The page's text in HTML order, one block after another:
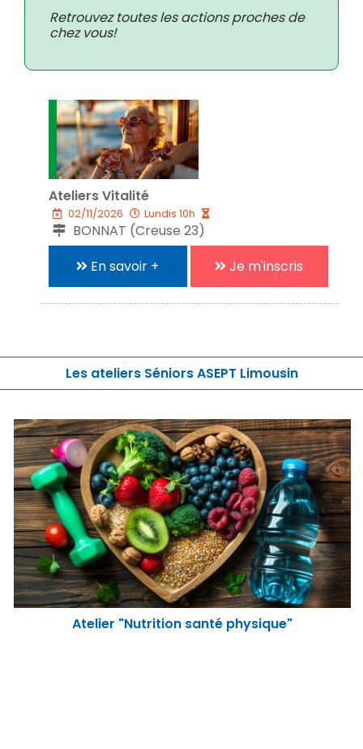
Retrouvez toutes les actions proches de
chez vous!
Ateliers Vitalité
02/11/2026 Lundis 10h
BONNAT (Creuse 23)
En savoir +
Je m'inscris
Les ateliers Séniors ASEPT Limousin
Atelier "Nutrition santé physique"